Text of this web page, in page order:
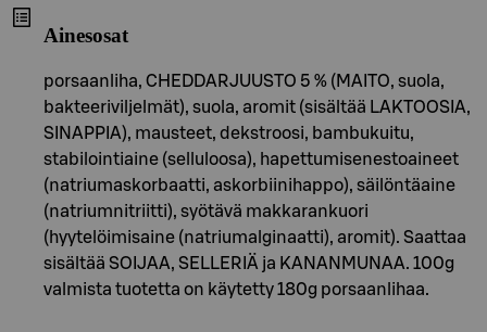
Ainesosat
porsaanliha, CHEDDARJUUSTO 5 % (MAITO, suola,
bakteeriviljelmät), suola, aromit (sisältää LAKTOOSIA,
SINAPPIA), mausteet, dekstroosi, bambukuitu,
stabilointiaine (selluloosa), hapettumisenestoaineet
(natriumaskorbaatti, askorbiinihappo), säilöntäaine
(natriumnitriitti), syötävä makkarankuori
(hyytelöimisaine (natriumalginaatti), aromit). Saattaa
sisältää SOIJAA, SELLERIÄ ja KANANMUNAA. 100g
valmista tuotetta on käytetty 180g porsaanlihaa.